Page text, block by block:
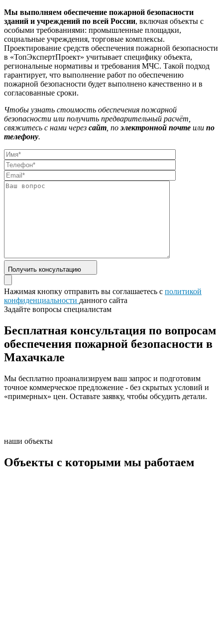
Мы выполняем обеспечение пожарной безопасности
зданий и учреждений по всей России, включая объекты с
особыми требованиями: промышленные площадки,
социальные учреждения, торговые комплексы.
Проектирование средств обеспечения пожарной безопасности
в «ТопЭкспертПроект» учитывает специфику объекта,
региональные нормативы и требования МЧС. Такой подход
гарантирует, что выполнение работ по обеспечению
пожарной безопасности будет выполнено качественно и в
согласованные сроки.
Чтобы узнать стоимость обеспечения пожарной
безопасности или получить предварительный расчёт,
свяжитесь с нами через сайт , поэлектронной почте или по
телефону.
Получить консультацию
Нажимая кнопку отправить вы соглашаетесь с политикой
конфиденциальности данного сайта
Задайте вопросы специалистам
Бесплатная консультация по вопросам
обеспечения пожарной безопасности в
Махачкале
Мы бесплатно проанализируем ваш запрос и подготовим
точное коммерческое предложение - без скрытых условий и
«примерных» цен. Оставьте заявку, чтобы обсудить детали.
наши объекты
Объекты с которыми мы работаем